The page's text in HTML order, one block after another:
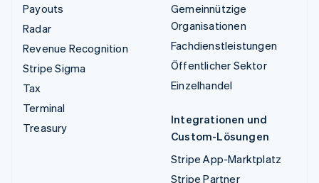
Payouts
Radar
Revenue Recognition
Stripe Sigma
Tax
Terminal
Treasury
Gemeinnützige
Organisationen
Fachdienstleistungen
Öffentlicher Sektor
Einzelhandel
Integrationen und
Custom-Lösungen
Stripe App-Marktplatz
Stripe Partner